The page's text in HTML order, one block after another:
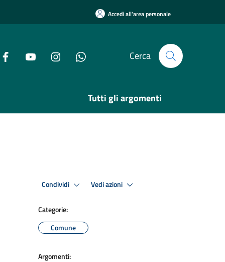
Accedi all'area personale
Cerca
Tutti gli argomenti
Condividi Vedi azioni
Categorie:
Comune
Argomenti: